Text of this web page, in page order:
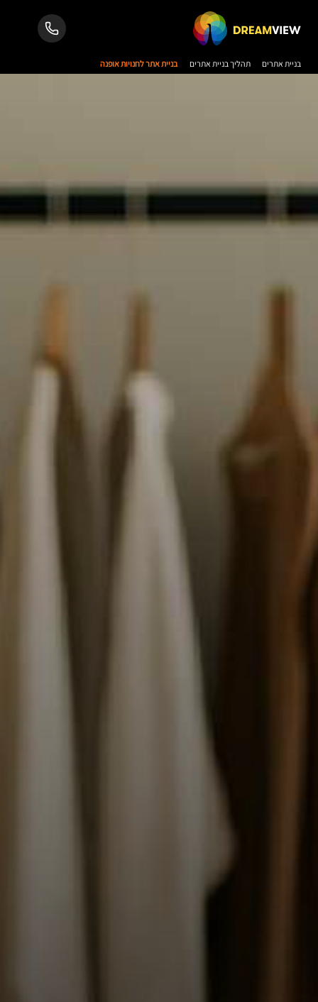
בניית אתרים תהליך בניית אתרים בניית אתר לחנויות אופנה